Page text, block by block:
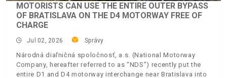
MOTORISTS CAN USE THE ENTIRE OUTER BYPASS
OF BRATISLAVA ON THE D4 MOTORWAY FREE OF
CHARGE
Jul 02, 2026 Správy
Národná diaľničná spoločnosť, a.s. (National Motorway
Company, hereafter referred to as “NDS”) recently put the
entire D1 and D4 motorway interchange near Bratislava into